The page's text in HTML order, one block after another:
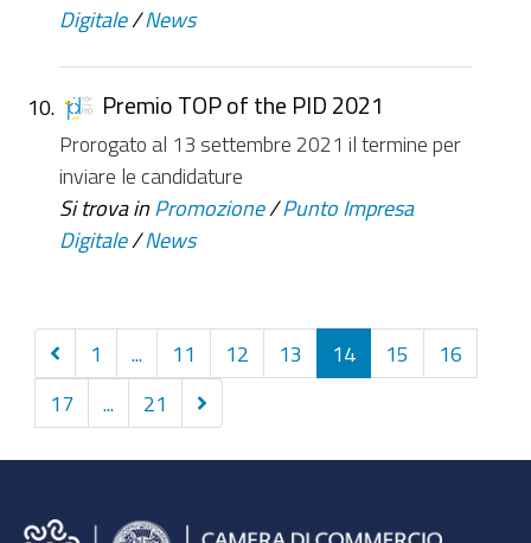
Digitale /News
Premio TOP of the PID 2021
Prorogato al 13 settembre 2021 il termine per
inviare le candidature
Si trova in Promozione /Punto Impresa
Digitale /News
Precedenti
10
elementi
1 11 12 13 14 15 16
17 21
Successivi
10